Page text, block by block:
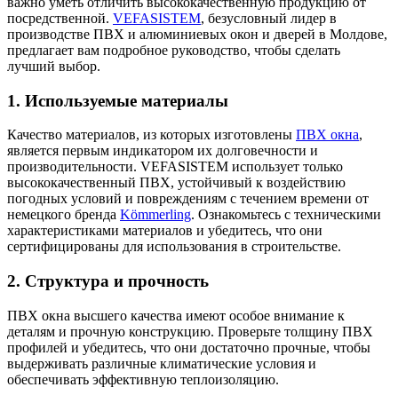
посредственной. VEFASISTEM, безусловный лидер в
производстве ПВХ и алюминиевых окон и дверей в Молдове,
предлагает вам подробное руководство, чтобы сделать
лучший выбор.
1. Используемые материалы
Качество материалов, из которых изготовлены ПВХ окна,
является первым индикатором их долговечности и
производительности. VEFASISTEM использует только
высококачественный ПВХ, устойчивый к воздействию
погодных условий и повреждениям с течением времени от
немецкого бренда Kömmerling. Ознакомьтесь с техническими
характеристиками материалов и убедитесь, что они
сертифицированы для использования в строительстве.
2. Структура и прочность
ПВХ окна высшего качества имеют особое внимание к
деталям и прочную конструкцию. Проверьте толщину ПВХ
профилей и убедитесь, что они достаточно прочные, чтобы
выдерживать различные климатические условия и
обеспечивать эффективную теплоизоляцию.